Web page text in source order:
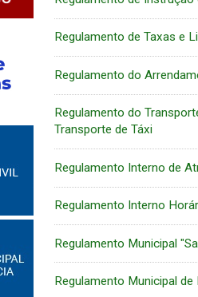
Regulamento de Taxas e
Regulamento do
Regulamento do
Transporte de Táxi
Regulamento Interno de
Regulamento Interno
Regulamento Municipal
Regulamento Municipal